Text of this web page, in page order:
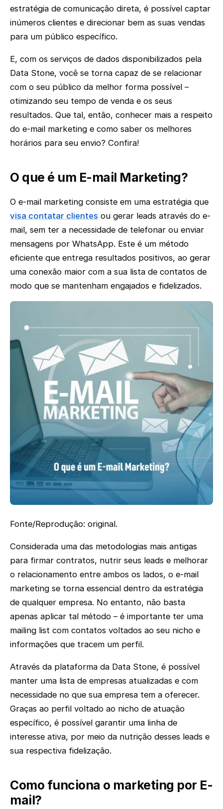
estratégia de comunicação direta, é possível captar
inúmeros clientes e direcionar bem as suas vendas
para um público específico.
E, com os serviços de dados disponibilizados pela
Data Stone, você se torna capaz de se relacionar
com o seu público da melhor forma possível –
otimizando seu tempo de venda e os seus
resultados. Que tal, então, conhecer mais a respeito
do e-mail marketing e como saber os melhores
horários para seu envio? Confira!
O que é um E-mail Marketing?
O e-mail marketing consiste em uma estratégia que
visa contatar clientes ou gerar leads através do e-
mail, sem ter a necessidade de telefonar ou enviar
mensagens por WhatsApp. Este é um método
eficiente que entrega resultados positivos, ao gerar
uma conexão maior com a sua lista de contatos de
modo que se mantenham engajados e fidelizados.
Fonte/Reprodução: original.
Considerada uma das metodologias mais antigas
para firmar contratos, nutrir seus leads e melhorar
o relacionamento entre ambos os lados, o e-mail
marketing se torna essencial dentro da estratégia
de qualquer empresa. No entanto, não basta
apenas aplicar tal método – é importante ter uma
mailing list com contatos voltados ao seu nicho e
informações que tracem um perfil.
Através da plataforma da Data Stone, é possível
manter uma lista de empresas atualizadas e com
necessidade no que sua empresa tem a oferecer.
Graças ao perfil voltado ao nicho de atuação
específico, é possível garantir uma linha de
interesse ativa, por meio da nutrição desses leads e
sua respectiva fidelização.
Como funciona o marketing por E-
mail?